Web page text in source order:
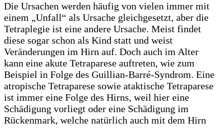
Die Ursachen werden häufig von vielen immer mit
einem „Unfall“ als Ursache gleichgesetzt, aber die
Tetraplegie ist eine andere Ursache. Meist findet
diese sogar schon als Kind statt und weist
Veränderungen im Hirn auf. Doch auch im Alter
kann eine akute Tetraparese auftreten, wie zum
Beispiel in Folge des Guillian-Barré-Syndrom. Eine
atropische Tetraparese sowie ataktische Tetraparese
ist immer eine Folge des Hirns, weil hier eine
Schädigung vorliegt oder eine Schädigung im
Rückenmark, welche natürlich auch mit dem Hirn